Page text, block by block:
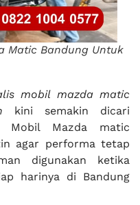
Matic Bandung Untuk
mobil mazda matic
kini semakin dicari
Mobil Mazda matic
agar performa tetap
digunakan ketika
harinya di Bandung